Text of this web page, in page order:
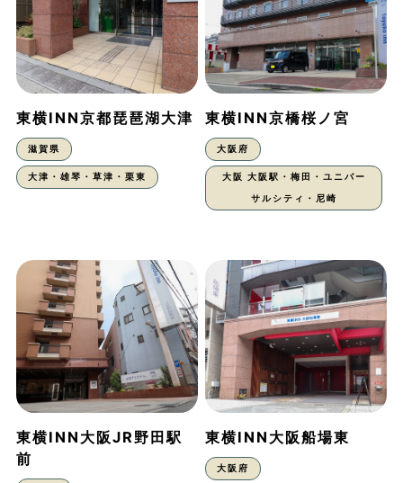
東横INN京都琵琶湖大津
滋賀県
大津・雄琴・草津・栗東
東横INN京橋桜ノ宮
大阪府
大阪 大阪駅・梅田・ユニバー
サルシティ・尼崎
東横INN大阪JR野田駅
前
東横INN大阪船場東
大阪府